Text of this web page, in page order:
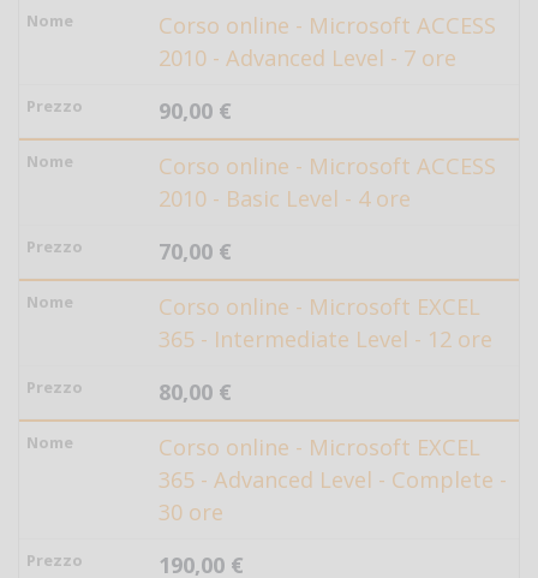
Corso online - Microsoft ACCESS
2010 - Advanced Level - 7 ore
90,00 €
Corso online - Microsoft ACCESS
2010 - Basic Level - 4 ore
70,00 €
Corso online - Microsoft EXCEL
365 - Intermediate Level - 12 ore
80,00 €
Corso online - Microsoft EXCEL
365 - Advanced Level - Complete -
30 ore
190,00 €